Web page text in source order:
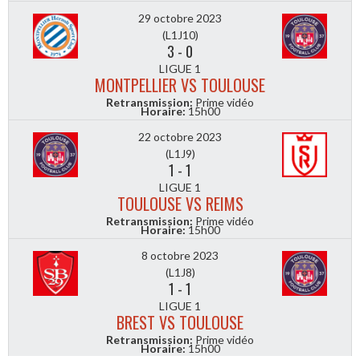
29 octobre 2023
(L1J10)
3 - 0
LIGUE 1
MONTPELLIER VS TOULOUSE
Retransmission: Prime vidéo
Horaire:15h00
22 octobre 2023
(L1J9)
1 -1
LIGUE 1
TOULOUSE VS REIMS
Retransmission: Prime vidéo
Horaire:15h00
8 octobre 2023
(L1J8)
1 -1
LIGUE 1
BREST VS TOULOUSE
Retransmission: Prime vidéo
Horaire:15h00